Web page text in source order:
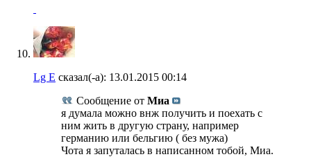
Lg E сказал(-а): 13.01.2015 00:14
Сообщение от Миа
я думала можно внж получить и поехать с
ним жить в другую страну, например
германию или бельгию ( без мужа)
Чота я запуталась в написанном тобой, Миа.